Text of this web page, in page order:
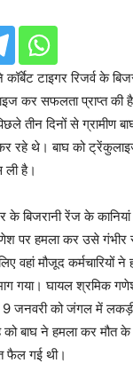
टाइगर रिजर्व के
कर सफलता प्राप्त की
तीन दिनों से ग्रामीण
रहे थे। बाघ को
ली है।
के बिजरानी रेंज के
पर हमला कर उसे गंभीर
वहां मौजूद कर्मचारियों ने
गया। घायल श्रमिक
जनवरी को जंगल में
को बाघ ने हमला कर मौत के
फैल गई थी।